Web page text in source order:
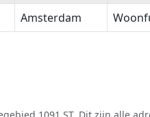
Amsterdam